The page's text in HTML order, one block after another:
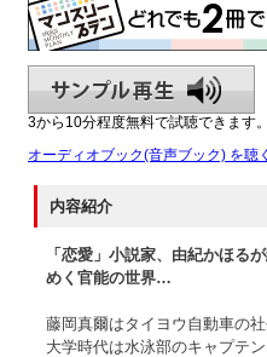
3から10分程度無料で試聴できます
オーディオブック(音声ブック) を聴
内容紹介
「恋愛」小説家、由紀かほる
めく官能の世界…
藤岡真爾はタイヨウ自動車の
大学時代は水泳部のキャプテ